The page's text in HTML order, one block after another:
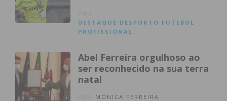
DESTAQUE DESPORTO FUTEBOL
PROFISSIONAL
Abel Ferreira orgulhoso ao
ser reconhecido na sua terra
natal
MÓNICA FERREIRA